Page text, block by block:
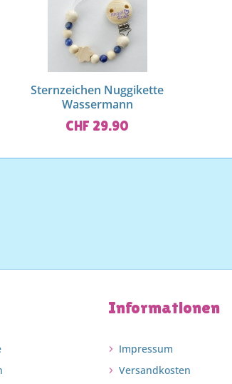
Sternzeichen Nuggikette
Wassermann
CHF 29.90
Informationen
Impressum
Versandkosten